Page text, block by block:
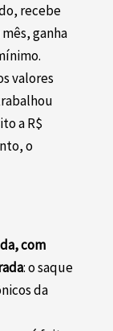
recebe
ganha
valores
a R$
o
com
: o saque
da